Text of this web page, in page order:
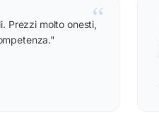
“
Prezzi molto onesti,